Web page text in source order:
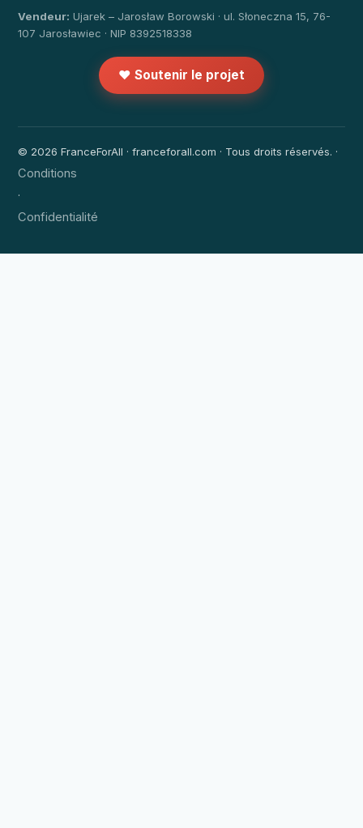
Vendeur: Ujarek – Jarosław Borowski · ul. Słoneczna 15, 76-
107 Jarosławiec · NIP 8392518338
❤️ Soutenir le projet
© 2026 FranceForAll · franceforall.com · Tous droits réservés. ·
Conditions
·
Confidentialité